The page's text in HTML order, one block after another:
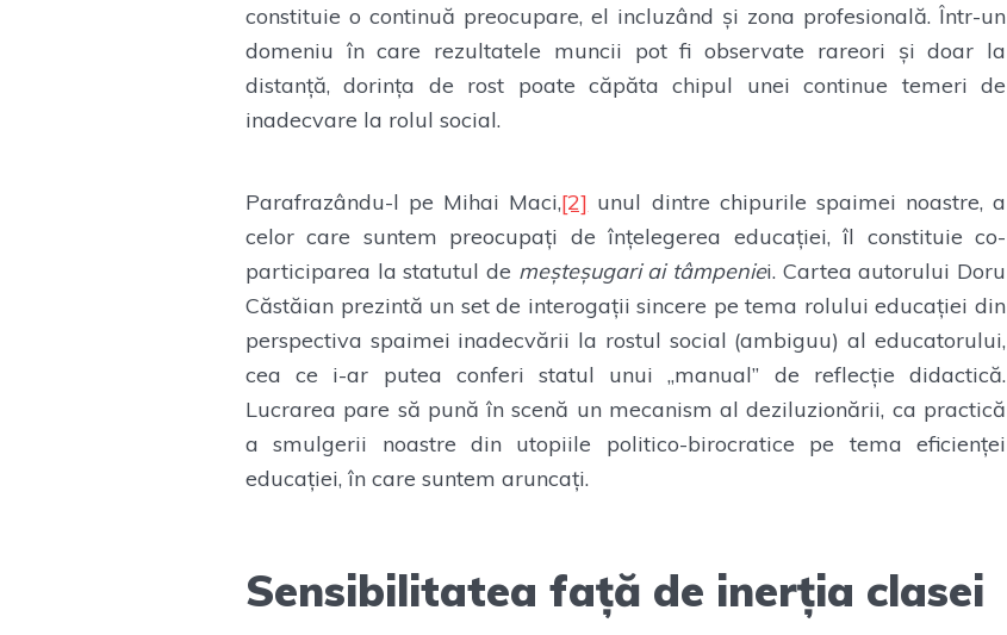
constituie o continuă preocupare, el incluzând și zona profesională. Într-un
domeniu în care rezultatele muncii pot fi observate rareori și doar la
distanță, dorința de rost poate căpăta chipul unei continue temeri de
inadecvare la rolul social.
Parafrazându-l pe Mihai Maci,[2] unul dintre chipurile spaimei noastre, a
celor care suntem preocupați de înțelegerea educației, îl constituie co-
participarea la statutul de meșteșugari ai tâmpeniei. Cartea autorului Doru
Căstăian prezintă un set de interogații sincere pe tema rolului educației din
perspectiva spaimei inadecvării la rostul social (ambiguu) al educatorului,
cea ce i-ar putea conferi statul unui „manual” de reflecție didactică.
Lucrarea pare să pună în scenă un mecanism al deziluzionării, ca practică
a smulgerii noastre din utopiile politico-birocratice pe tema eficienței
educației, în care suntem aruncați.
Sensibilitatea față de inerția clasei